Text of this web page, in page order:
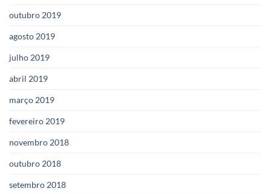
outubro 2019
agosto 2019
julho 2019
abril 2019
março 2019
fevereiro 2019
novembro 2018
outubro 2018
setembro 2018